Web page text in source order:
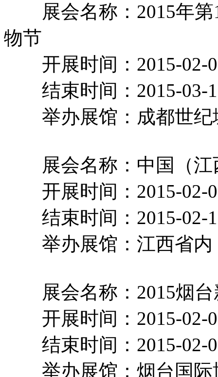
展会名称：2015年第
物节
开展时间：2015-
结束时间：2015-
举办展馆：成都世
展会名称：中国（江
开展时间：2015-
结束时间：2015-
举办展馆：江西
展会名称：2015烟台
开展时间：2015-
结束时间：2015-
举办展馆：烟台国